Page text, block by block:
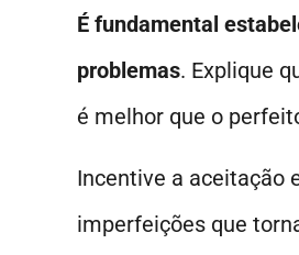
É fundamental
problemas. Explique
é melhor que o
Incentive a aceitação
imperfeições que